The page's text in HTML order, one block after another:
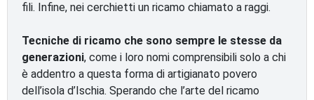
fili. Infine, nei cerchietti un ricamo chiamato a raggi.
Tecniche di ricamo che sono sempre le stesse da
generazioni, come i loro nomi comprensibili solo a chi
è addentro a questa forma di artigianato povero
dell’isola d’Ischia. Sperando che l’arte del ricamo